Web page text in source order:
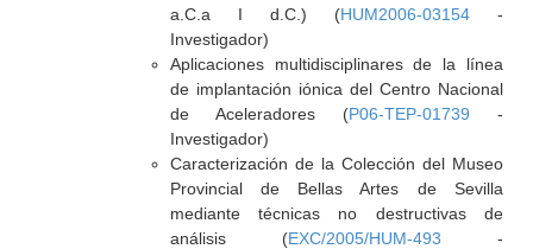
a.C.a I d.C.) (HUM2006-03154-
Investigador)
Aplicaciones multidisciplinares de la línea
de implantación iónica del Centro Nacional
de Aceleradores (P06-TEP-01739 -
Investigador)
Caracterización de la Colección del Museo
Provincial de Bellas Artes de Sevilla
mediante técnicas no destructivas de
análisis (EXC/2005/HUM-493 -